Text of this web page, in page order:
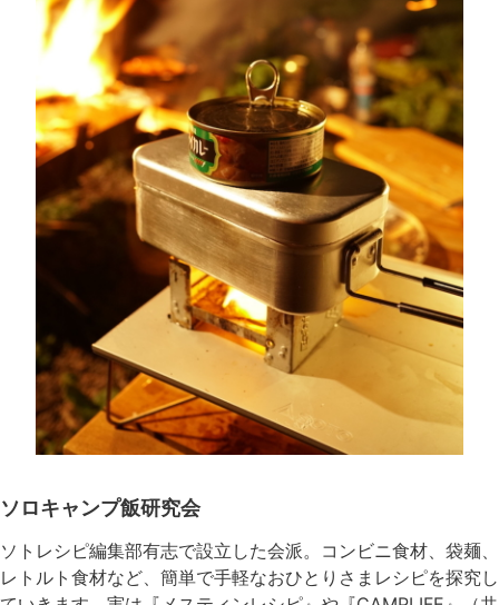
ソロキャンプ飯研究会
ソトレシピ編集部有志で設立した会派。コンビニ食材、袋麺、
レトルト食材など、簡単で手軽なおひとりさまレシピを探究し